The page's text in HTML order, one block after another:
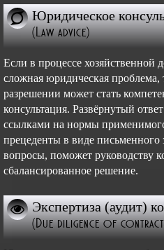
Юридическое
(Law advice)
Если в процессе хозяйственной
сложная юридическая
разрешении может стать
консультация. Развёрнутый
ссылками на нормы
прецеденты в виде
вопросы, поможет руководству
сбалансированное решение.
Экспертиза (аудит)
(Due diligence of